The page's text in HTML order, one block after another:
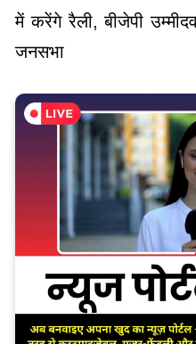
में करेंगे रैली, बीजेपी
जनसभा